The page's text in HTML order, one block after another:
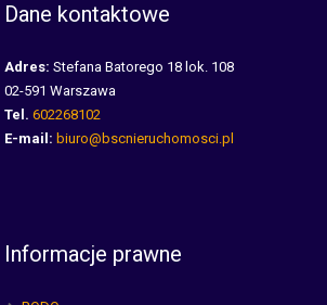
Dane kontaktowe
Adres: Stefana Batorego 18 lok. 108
02-591 Warszawa
Tel. 602268102
E-mail: biuro@bscnieruchomosci.pl
Informacje prawne